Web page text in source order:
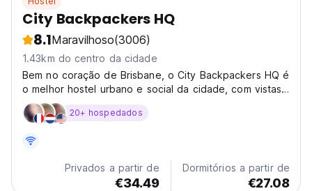
City Backpackers HQ
8.1Maravilhoso(3006)
1.43km do centro da cidade
Bem no coração de Brisbane, o City Backpackers HQ é
o melhor hostel urbano e social da cidade, com vistas
imbatíveis para o rio e o skyline. Hospede-se a apenas
alguns minutos das melhores áreas de compras, bares,
20+ hospedados
Privados a partir de
€34.49
Dormitórios a partir de
€27.08